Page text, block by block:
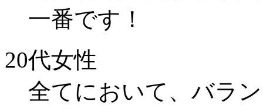
一番です！
20代女性
全てにおいて、バラ